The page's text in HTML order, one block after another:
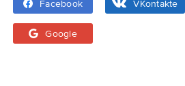
Facebook VKontakte
Google